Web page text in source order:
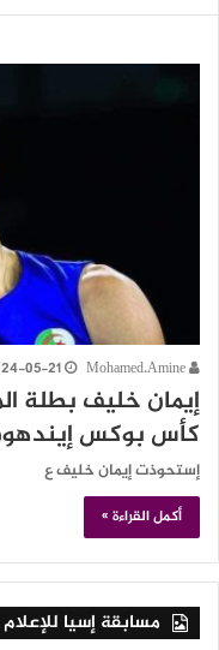
05-21
إيمان خليف بطلة
كأس بوكس
إستحوذت إيمان خليف ع
أكمل القراءة »
مسابقة إسيا للإعلام